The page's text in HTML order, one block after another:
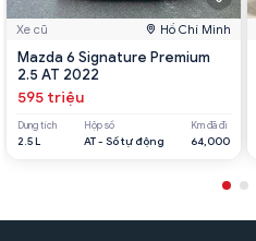
Xe cũ Hồ Chí Minh
Mazda 6 Signature Premium
2.5 AT 2022
595 triệu
Dung tích
2.5 L
Hộp số
AT - Số tự động
Km đã đi
64,000